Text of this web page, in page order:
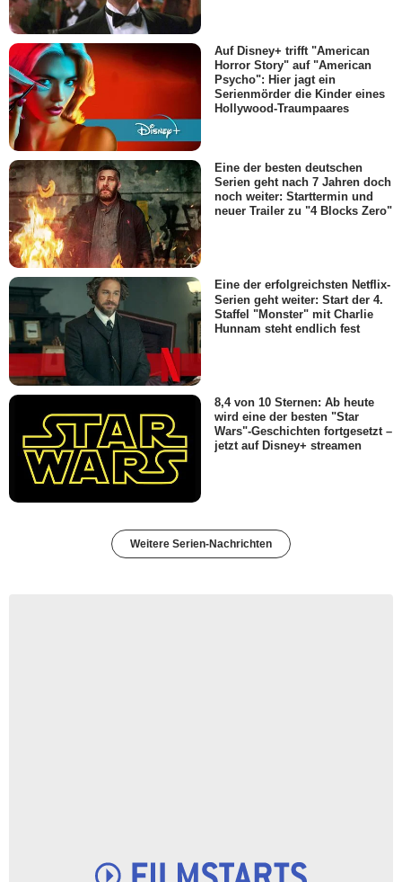
Auf Disney+ trifft "American
Horror Story" auf "American
Psycho": Hier jagt ein
Serienmörder die Kinder eines
Hollywood-Traumpaares
Eine der besten deutschen
Serien geht nach 7 Jahren doch
noch weiter: Starttermin und
neuer Trailer zu "4 Blocks Zero"
Eine der erfolgreichsten Netflix-
Serien geht weiter: Start der 4.
Staffel "Monster" mit Charlie
Hunnam steht endlich fest
8,4 von 10 Sternen: Ab heute
wird eine der besten "Star
Wars"-Geschichten fortgesetzt –
jetzt auf Disney+ streamen
Weitere Serien-Nachrichten